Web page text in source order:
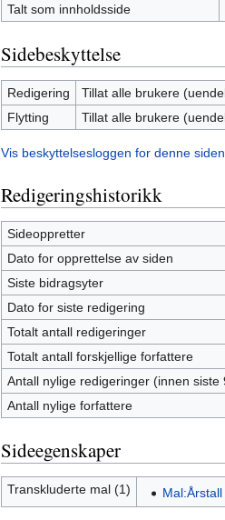
Talt som innholdsside
Sidebeskyttelse
Redigering
Tillat alle brukere
Flytting
Tillat alle brukere
Vis beskyttelsesloggen for denne
Redigeringshistorikk
Sideoppretter
Dato for opprettelse av siden
Siste bidragsyter
Dato for siste redigering
Totalt antall redigeringer
Totalt antall forskjellige forfattere
Antall nylige redigeringer (innen siste
Antall nylige forfattere
Sideegenskaper
Transkluderte mal (1) Mal:Årstall